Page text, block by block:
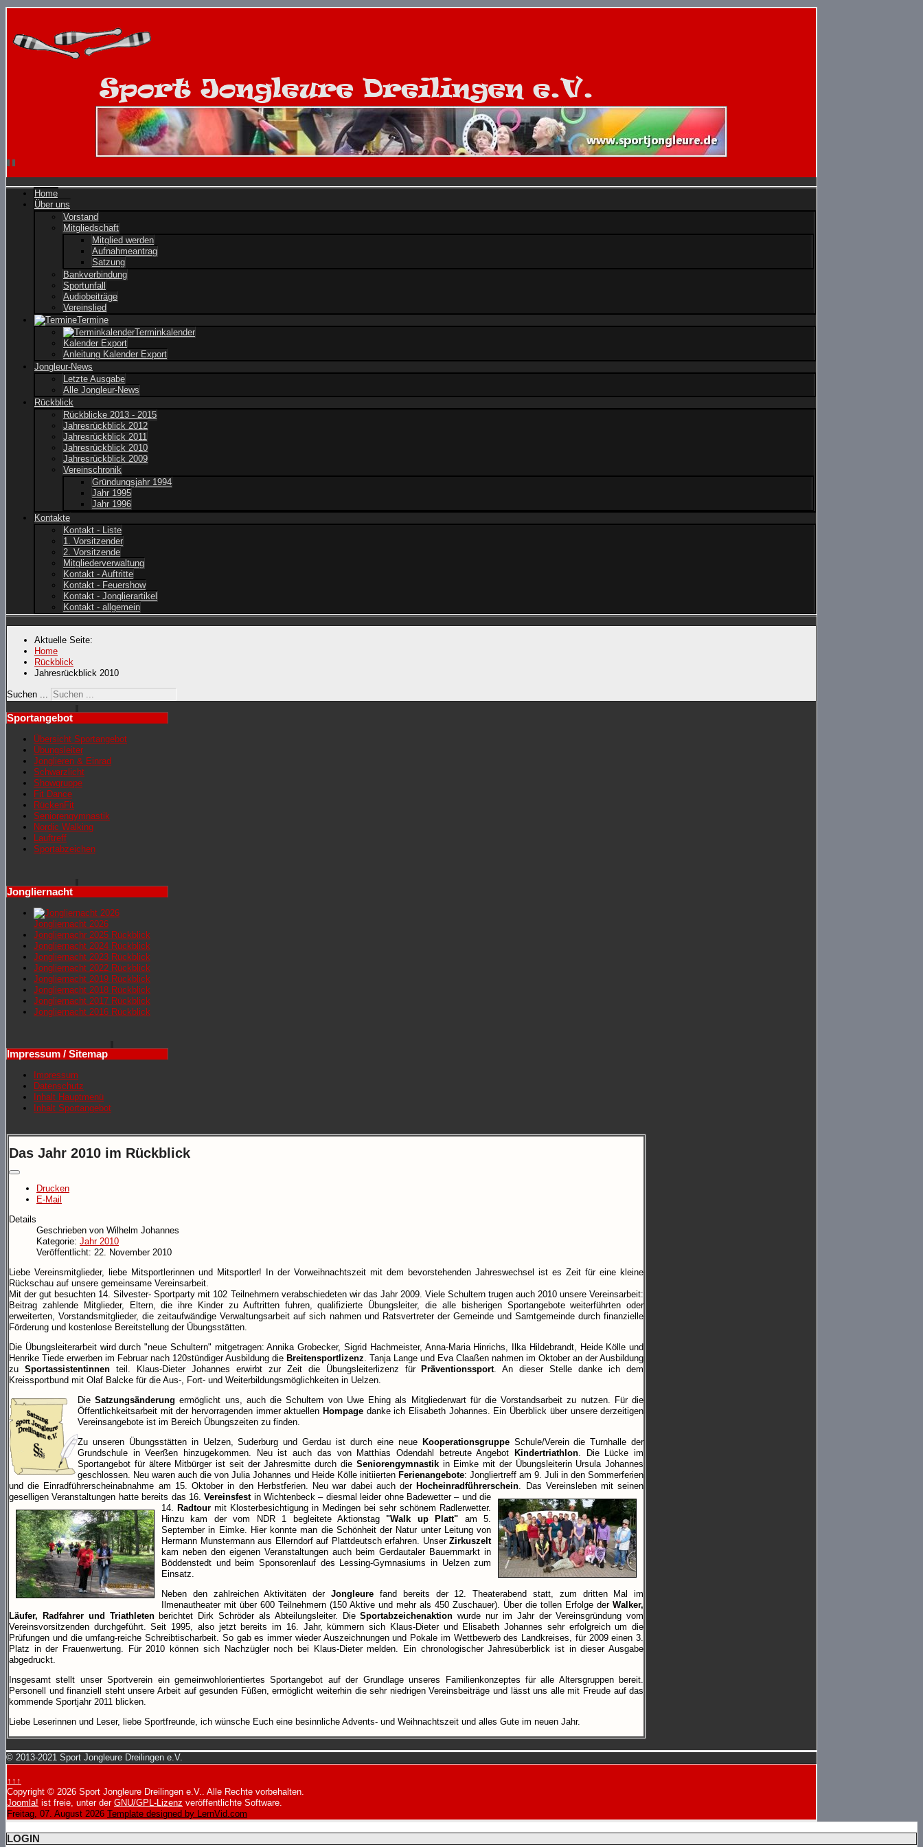
Home
Über uns
Vorstand
Mitgliedschaft
Mitglied werden
Aufnahmeantrag
Satzung
Bankverbindung
Sportunfall
Audiobeiträge
Vereinslied
Termine
Terminkalender
Kalender Export
Anleitung Kalender Export
Jongleur-News
Letzte Ausgabe
Alle Jongleur-News
Rückblick
Rückblicke 2013 - 2015
Jahresrückblick 2012
Jahresrückblick 2011
Jahresrückblick 2010
Jahresrückblick 2009
Vereinschronik
Gründungsjahr 1994
Jahr 1995
Jahr 1996
Kontakte
Kontakt - Liste
1. Vorsitzender
2. Vorsitzende
Mitgliederverwaltung
Kontakt - Auftritte
Kontakt - Feuershow
Kontakt - Jonglierartikel
Kontakt - allgemein
Aktuelle Seite:
Home
Rückblick
Jahresrückblick 2010
Suchen ...
Sportangebot
Übersicht Sportangebot
Übungsleiter
Jonglieren & Einrad
Schwarzlicht
Showgruppe
Fit Dance
RückenFit
Seniorengymnastik
Nordic Walking
Lauftreff
Sportabzeichen
Jongliernacht
Jongliernacht 2026
Jongliernachr 2025 Rückblick
Jongliernacht 2024 Rückblick
Jongliernacht 2023 Rückblick
Jongliernacht 2022 Rückblick
Jongliernacht 2019 Rückblick
Jongliernacht 2018 Rückblick
Jongliernacht 2017 Rückblick
Jongliernacht 2016 Rückblick
Impressum / Sitemap
Impressum
Datenschutz
Inhalt Hauptmenü
Inhalt Sportangebot
Das Jahr 2010 im Rückblick
Drucken
E-Mail
Details
Geschrieben von Wilhelm Johannes
Kategorie: Jahr 2010
Veröffentlicht: 22. November 2010
Liebe Vereinsmitglieder, liebe Mitsportlerinnen und Mitsportler! In der Vorweihnachtszeit mit dem bevorstehenden Jahreswechsel ist es Zeit für eine kleine
Rückschau auf unsere gemeinsame Vereinsarbeit.
Mit der gut besuchten 14. Silvester- Sportparty mit 102 Teilnehmern verabschiedeten wir das Jahr 2009. Viele Schultern trugen auch 2010 unsere Vereinsarbeit:
Beitrag zahlende Mitglieder, Eltern, die ihre Kinder zu Auftritten fuhren, qualifizierte Übungsleiter, die alle bisherigen Sportangebote weiterführten oder
erweiterten, Vorstandsmitglieder, die zeitaufwändige Verwaltungsarbeit auf sich nahmen und Ratsvertreter der Gemeinde und Samtgemeinde durch finanzielle
Förderung und kostenlose Bereitstellung der Übungsstätten.
Die Übungsleiterarbeit wird durch "neue Schultern" mitgetragen: Annika Grobecker, Sigrid Hachmeister, Anna-Maria Hinrichs, Ilka Hildebrandt, Heide Kölle und
Henrike Tiede erwerben im Februar nach 120stündiger Ausbildung dieBreitensportlizenz . Tanja Lange und Eva Claaßen nahmen im Oktober an der Ausbildung
zu Sportassistentinnen teil. Klaus-Dieter Johannes erwirbt zur Zeit die Übungsleiterlizenz fürPräventionssport. An dieser Stelle danke ich dem
Kreissportbund mit Olaf Balcke für die Aus-, Fort- und Weiterbildungsmöglichkeiten in Uelzen.
DieSatzungsänderungermöglicht uns, auch die Schultern von Uwe Ehing als Mitgliederwart für die Vorstandsarbeit zu nutzen. Für die
Öffentlichkeitsarbeit mit der hervorragenden immer aktuellenHompage danke ich Elisabeth Johannes. Ein Überblick über unsere derzeitigen
Vereinsangebote ist im Bereich Übungszeiten zu finden.
Zu unseren Übungsstätten in Uelzen, Suderburg und Gerdau ist durch eine neue Kooperationsgruppe Schule/Verein die Turnhalle der
Grundschule in Veerßen hinzugekommen. Neu ist auch das von Matthias Odendahl betreute AngebotKindertriathlon . Die Lücke im
Sportangebot für ältere Mitbürger ist seit der Jahresmitte durch die Seniorengymnastik in Eimke mit der Übungsleiterin Ursula Johannes
geschlossen. Neu waren auch die von Julia Johannes und Heide Kölle initiierten Ferienangebote: Jongliertreff am 9. Juli in den Sommerferien
und die Einradführerscheinabnahme am 15. Oktober in den Herbstferien. Neu war dabei auch derHocheinradführerschein
Das Vereinsleben mit seinen
geselligen Veranstaltungen hatte bereits das 16.Vereinsfest in Wichtenbeck – diesmal leider ohne Badewetter – und die
14.Radtourmit Klosterbesichtigung in Medingen bei sehr schönem Radlerwetter.
Hinzu kam der vom NDR 1 begleitete Aktionstag"Walk up Platt" am 5.
September in Eimke. Hier konnte man die Schönheit der Natur unter Leitung von
Hermann Munstermann aus Ellerndorf auf Plattdeutsch erfahren. UnserZirkuszelt
kam neben den eigenen Veranstaltungen auch beim Gerdautaler Bauernmarkt in
Böddenstedt und beim Sponsorenlauf des Lessing-Gymnasiums in Uelzen zum
Einsatz.
Neben den zahlreichen Aktivitäten derJongleure fand bereits der 12. Theaterabend statt, zum dritten Mal im
Ilmenautheater mit über 600 Teilnehmern (150 Aktive und mehr als 450 Zuschauer). Über die tollen Erfolge derWalker,
Läufer, Radfahrer und Triathletenberichtet Dirk Schröder als Abteilungsleiter. DieSportabzeichenaktion wurde nur im Jahr der Vereinsgründung vom
Vereinsvorsitzenden durchgeführt. Seit 1995, also jetzt bereits im 16. Jahr, kümmern sich Klaus-Dieter und Elisabeth Johannes sehr erfolgreich um die
Prüfungen und die umfang-reiche Schreibtischarbeit. So gab es immer wieder Auszeichnungen und Pokale im Wettbewerb des Landkreises, für 2009 einen 3.
Platz in der Frauenwertung. Für 2010 können sich Nachzügler noch bei Klaus-Dieter melden. Ein chronologischer Jahresüberblick ist in dieser Ausgabe
abgedruckt.
Insgesamt stellt unser Sportverein ein gemeinwohlorientiertes Sportangebot auf der Grundlage unseres Familienkonzeptes für alle Altersgruppen bereit.
Personell und finanziell steht unsere Arbeit auf gesunden Füßen, ermöglicht weiterhin die sehr niedrigen Vereinsbeiträge und lässt uns alle mit Freude auf das
kommende Sportjahr 2011 blicken.
Liebe Leserinnen und Leser, liebe Sportfreunde, ich wünsche Euch eine besinnliche Advents- und Weihnachtszeit und alles Gute im neuen Jahr.
© 2013-2021 Sport Jongleure Dreilingen e.V.
↑↑↑
Copyright © 2026 Sport Jongleure Dreilingen e.V.. Alle Rechte vorbehalten.
Joomla! ist freie, unter der GNU/GPL-Lizenz veröffentlichte Software.
Freitag, 07. August 2026 Template designed by LernVid.com
LOGIN